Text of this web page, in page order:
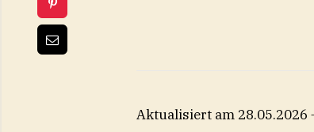
Aktualisiert am 28.05.2026